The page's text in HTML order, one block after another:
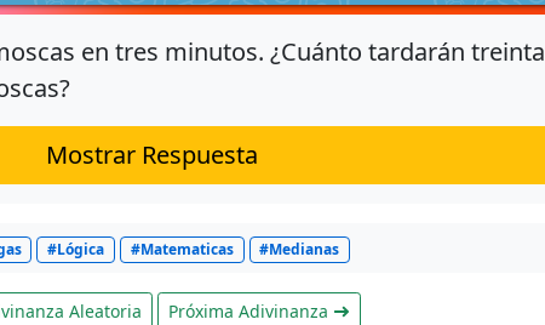
en tres minutos. ¿Cuánto tardarán treinta
Mostrar Respuesta
#Lógica #Matematicas #Medianas
Aleatoria Próxima Adivinanza